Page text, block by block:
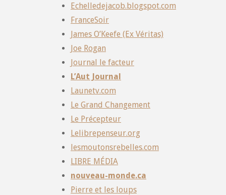
Echelledejacob.blogspot.com
FranceSoir
James O’Keefe (Ex Véritas)
Joe Rogan
Journal le facteur
L’Aut Journal
Launetv.com
Le Grand Changement
Le Précepteur
Lelibrepenseur.org
lesmoutonsrebelles.com
LIBRE MÉDIA
nouveau-monde.ca
Pierre et les loups